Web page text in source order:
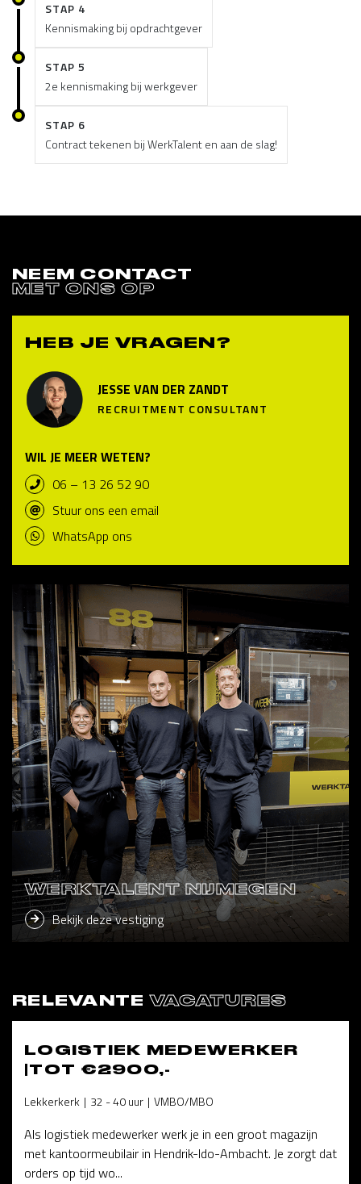
STAP 4
Kennismaking bij opdrachtgever
STAP 5
2e kennismaking bij werkgever
STAP 6
Contract tekenen bij WerkTalent en aan de slag!
NEEM CONTACT
MET ONS OP
HEB JE VRAGEN?
JESSE VAN DER ZANDT
RECRUITMENT CONSULTANT
WIL JE MEER WETEN?
06 – 13 26 52 90
Stuur ons een email
WhatsApp ons
WERKTALENT NIJMEGEN
Bekijk deze vestiging
RELEVANTEVACATURES
LOGISTIEK MEDEWERKER
|TOT €2900,-
Lekkerkerk 32 - 40 uur VMBO/MBO
Als logistiek medewerker werk je in een groot magazijn
met kantoormeubilair in Hendrik-Ido-Ambacht. Je zorgt dat
orders op tijd wo...